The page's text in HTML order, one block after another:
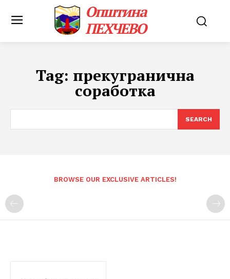
Општина
ПЕХЧЕВО
Tag: прекугранична
соработка
SEARCH
BROWSE OUR EXCLUSIVE ARTICLES!